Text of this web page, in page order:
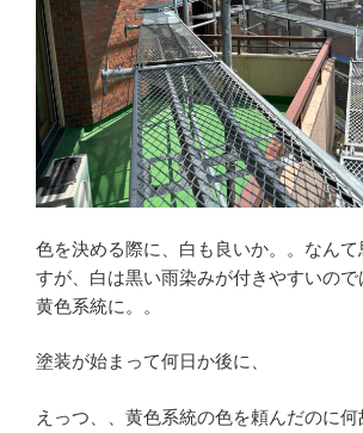
色を決める際に、白も良いか。。なん
すが、白は黒い雨染みが付きやすいので
黄色系統に。。
塗装が始まって何日か後に、
えっつ、、黄色系統の色を頼んだのに